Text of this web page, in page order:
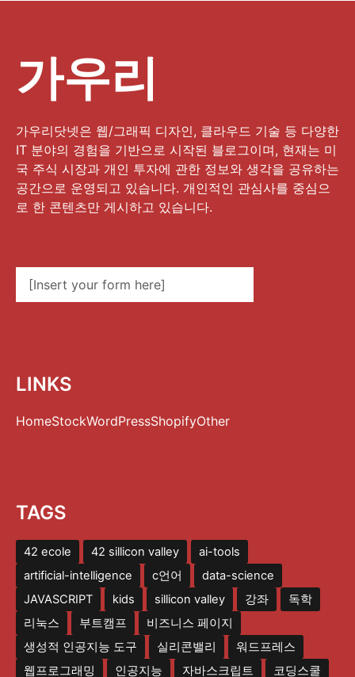
가우리
가우리닷넷은 웹/그래픽 디자인, 클라우드 기술 등 다양한
IT 분야의 경험을 기반으로 시작된 블로그이며, 현재는 미
국 주식 시장과 개인 투자에 관한 정보와 생각을 공유하는
공간으로 운영되고 있습니다. 개인적인 관심사를 중심으
로 한 콘텐츠만 게시하고 있습니다.
[Insert your form here]
LINKS
HomeStockWordPressShopifyOther
TAGS
42 ecole 42 sillicon valley
ai-tools
artificial-intelligence
c언어
data-science
JAVASCRIPT
kids sillicon valley 강좌
독학
리눅스
부트캠프
비즈니스 페이지
생성적 인공지능 도구
실리콘밸리
워드프레스
웹프로그래밍
인공지능 자바스크립트 코딩스쿨